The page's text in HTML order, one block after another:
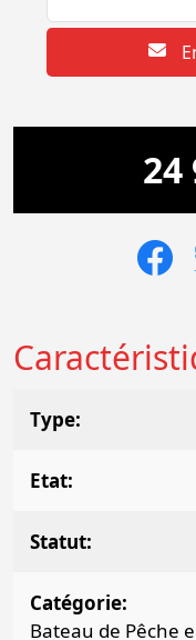
24
Type
Etat
Statut
Catégorie
Bateau de Pêche